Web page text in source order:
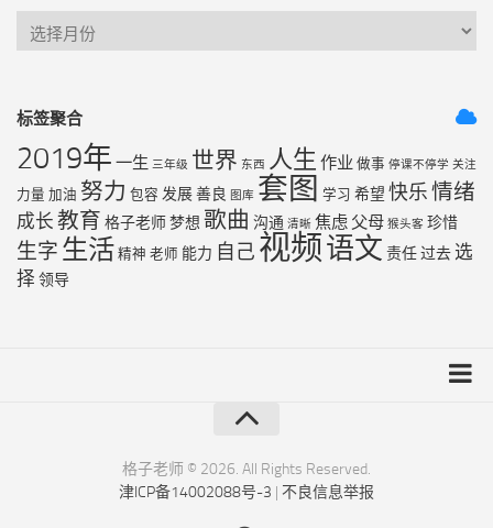
标签聚合
2019年 一生 三年级 世界 东西 人生 作业 做事 停课不停学 关注
力量 加油 努力 包容 发展善良 图库 套图 学习 希望 快乐情绪
成长 教育 格子老师梦想 歌曲 沟通 清晰 焦虑 父母 猴头客 珍惜
生字 生活 精神 老师 能力 自己 视频语文 责任过去 选
择 领导
格子老师 © 2026. All Rights Reserved.
津ICP备14002088号-3 | 不良信息举报